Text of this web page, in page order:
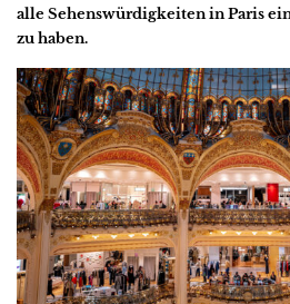
alle Sehenswürdigkeiten in Paris
zu haben.